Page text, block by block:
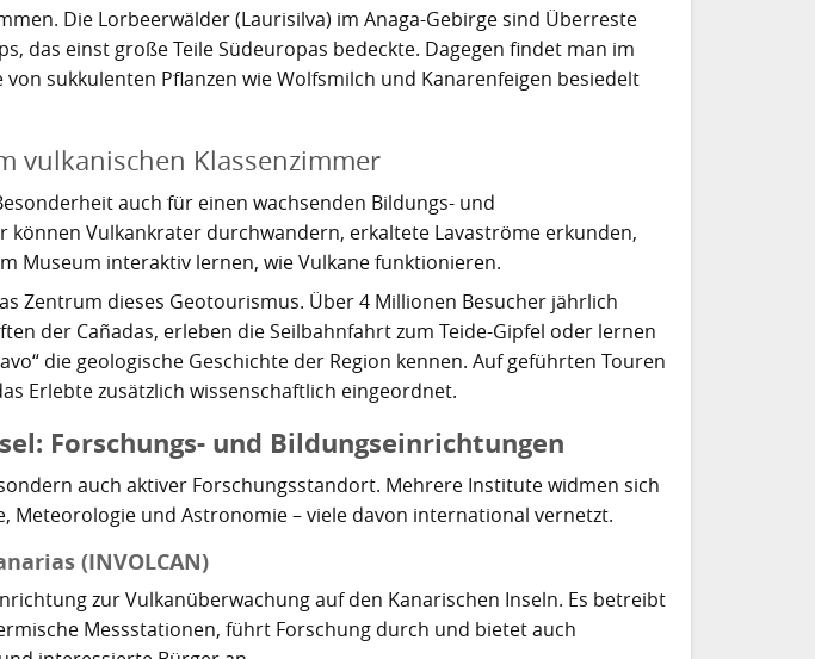
Die Lorbeerwälder (Laurisilva) im Anaga-Gebirge sind Überreste
das einst große Teile Südeuropas bedeckte. Dagegen findet man im
von sukkulenten Pflanzen wie Wolfsmilch und Kanarenfeigen besiedelt
vulkanischen Klassenzimmer
auch für einen wachsenden Bildungs- und
können Vulkankrater durchwandern, erkaltete Lavaströme erkunden,
Museum interaktiv lernen, wie Vulkane funktionieren.
Zentrum dieses Geotourismus. Über 4 Millionen Besucher jährlich
der Cañadas, erleben die Seilbahnfahrt zum Teide-Gipfel oder lernen
die geologische Geschichte der Region kennen. Auf geführten Touren
Erlebte zusätzlich wissenschaftlich eingeordnet.
Forschungs- und Bildungseinrichtungen
auch aktiver Forschungsstandort. Mehrere Institute widmen sich
Meteorologie und Astronomie – viele davon international vernetzt.
(INVOLCAN)
zur Vulkanüberwachung auf den Kanarischen Inseln. Es betreibt
Messstationen, führt Forschung durch und bietet auch